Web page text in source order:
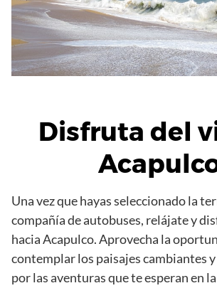
Disfruta del
Una vez que hayas seleccionado la
compañía de autobuses, relájate y
hacia Acapulco. Aprovecha la
contemplar los paisajes cambiantes
por las aventuras que te esperan en